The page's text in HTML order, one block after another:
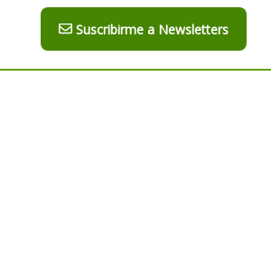
Suscribirme a Newsletters